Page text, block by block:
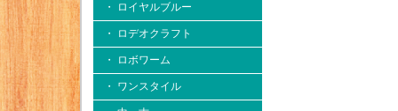
・ ロイヤルブルー
・ ロデオクラフト
・ ロボワーム
・ ワンスタイル